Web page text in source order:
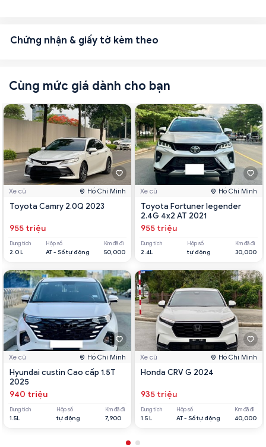
Chứng nhận & giấy tờ kèm theo
Cùng mức giá dành cho bạn
Xe cũ Hồ Chí Minh
Toyota Camry 2.0Q 2023
955 triệu
Dung tích
2.0 L
Hộp số
AT - Số tự động
Km đã đi
50,000
Xe cũ Hồ Chí Minh
Hyundai custin Cao cấp 1.5T
2025
940 triệu
Dung tích
1.5L
Hộp số
tự động
Km đã đi
7,900
Xe cũ Hồ Chí Minh
Toyota Fortuner legender
2.4G 4x2 AT 2021
955 triệu
Dung tích
2.4L
Hộp số
tự động
Km đã đi
30,000
Xe cũ Hồ Chí Minh
Honda CRV G 2024
935 triệu
Dung tích
1.5 L
Hộp số
AT - Số tự động
Km đã đi
40,000